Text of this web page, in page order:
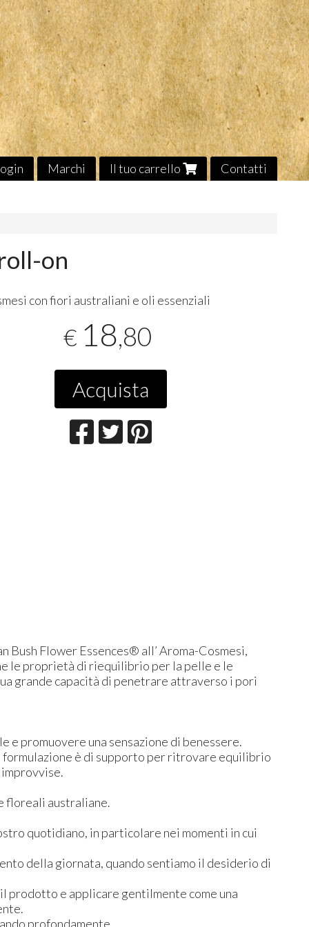
Marchi Il tuo carrello Contatti
on
con fiori australiani e oli essenziali
€ 18,80
Acquista
Flower Essences® all’ Aroma-Cosmesi,
le proprietà di riequilibrio per la pelle e le
grande capacità di penetrare attraverso i pori
promuovere una sensazione di benessere.
formulazione è di supporto per ritrovare equilibrio
floreali australiane.
quotidiano, in particolare nei momenti in cui
della giornata, quando sentiamo il desiderio di
e applicare gentilmente come una
profondamente.